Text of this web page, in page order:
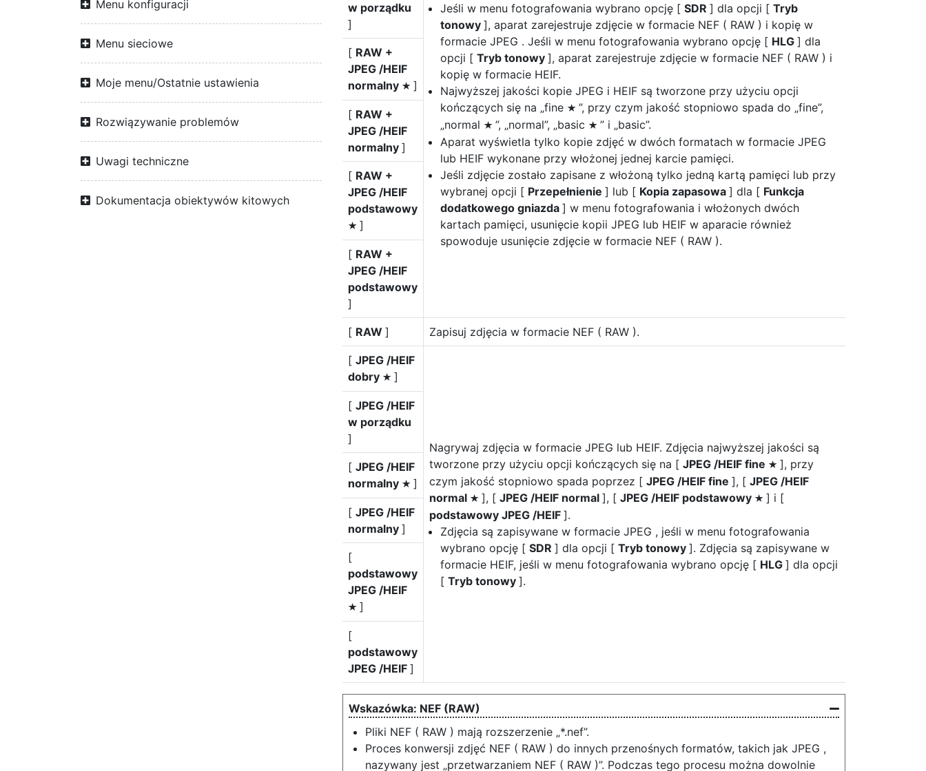
Menu konfiguracji
Menu sieciowe
Moje menu/Ostatnie ustawienia
Rozwiązywanie problemów
Uwagi techniczne
Dokumentacja obiektywów kitowych
Jeśli w menu fotografowania wybrano opcję [ SDR ] dla opcji [ Tryb
tonowy ], aparat zarejestruje zdjęcie w formacie NEF ( RAW ) i kopię w
formacie JPEG . Jeśli w menu fotografowania wybrano opcję [ HLG ] dla
opcji [ Tryb tonowy ], aparat zarejestruje zdjęcie w formacie NEF ( RAW ) i
kopię w formacie HEIF.
Najwyższej jakości kopie JPEG i HEIF są tworzone przy użyciu opcji
kończących się na „fine m ”, przy czym jakość stopniowo spada do „fine”,
„normal m ”, „normal”, „basic m ” i „basic”.
Aparat wyświetla tylko kopie zdjęć w dwóch formatach w formacie JPEG
lub HEIF wykonane przy włożonej jednej karcie pamięci.
Jeśli zdjęcie zostało zapisane z włożoną tylko jedną kartą pamięci lub przy
wybranej opcji [ Przepełnienie ] lub [ Kopia zapasowa ] dla [ Funkcja
dodatkowego gniazda ] w menu fotografowania i włożonych dwóch
kartach pamięci, usunięcie kopii JPEG lub HEIF w aparacie również
spowoduje usunięcie zdjęcie w formacie NEF ( RAW ).
w porządku
]
[ RAW +
JPEG /HEIF
normalny m ]
[ RAW +
JPEG /HEIF
normalny ]
[ RAW +
JPEG /HEIF
podstawowy
m ]
[ RAW +
JPEG /HEIF
podstawowy
]
[ RAW ] Zapisuj zdjęcia w formacie NEF ( RAW ).
[ JPEG /HEIF
dobry m ]
Nagrywaj zdjęcia w formacie JPEG lub HEIF. Zdjęcia najwyższej jakości są
tworzone przy użyciu opcji kończących się na [ JPEG /HEIF fine m ], przy
czym jakość stopniowo spada poprzez [ JPEG /HEIF fine ], [ JPEG /HEIF
normal m ], [ JPEG /HEIF normal ], [ JPEG /HEIF podstawowy m ] i [
podstawowy JPEG /HEIF ].
Zdjęcia są zapisywane w formacie JPEG , jeśli w menu fotografowania
wybrano opcję [ SDR ] dla opcji [ Tryb tonowy ]. Zdjęcia są zapisywane w
formacie HEIF, jeśli w menu fotografowania wybrano opcję [ HLG ] dla opcji
[ Tryb tonowy ].
[ JPEG /HEIF
w porządku
]
[ JPEG /HEIF
normalny m ]
[ JPEG /HEIF
normalny ]
[
podstawowy
JPEG /HEIF
m ]
[
podstawowy
JPEG /HEIF ]
NEF (RAW)
Pliki NEF ( RAW ) mają rozszerzenie „*.nef”.
Proces konwersji zdjęć NEF ( RAW ) do innych przenośnych formatów, takich jak JPEG ,
nazywany jest „przetwarzaniem NEF ( RAW )”. Podczas tego procesu można dowolnie